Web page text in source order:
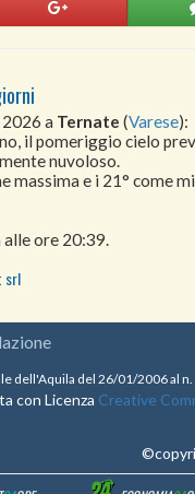
a Ternate (Varese):
il pomeriggio cielo
nuvoloso.
massima e i 21° come
ore 20:39.
srl
dell'Aquila del 26/01/2006 al
con Licenza Creative